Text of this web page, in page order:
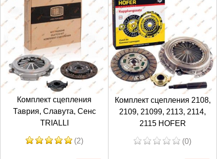
Комплект сцепления
Таврия, Славута, Сенс
TRIALLI
(2)
Комплект сцепления 2108,
2109, 21099, 2113, 2114,
2115 HOFER
(0)